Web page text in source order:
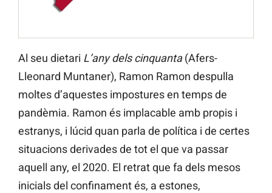
Al seu dietari L’any dels cinquanta(Afers-
Lleonard Muntaner), Ramon Ramon despulla
moltes d’aquestes impostures en temps de
pandèmia. Ramon és implacable amb propis i
estranys, i lúcid quan parla de política i de certes
situacions derivades de tot el que va passar
aquell any, el 2020. El retrat que fa dels mesos
inicials del confinament és, a estones,